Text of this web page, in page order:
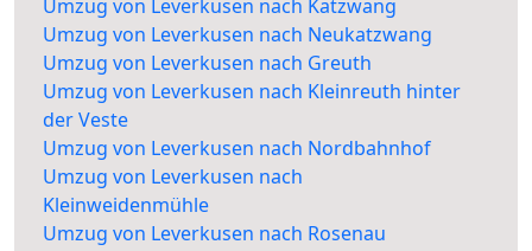
Umzug von Leverkusen nach Katzwang
Umzug von Leverkusen nach Neukatzwang
Umzug von Leverkusen nach Greuth
Umzug von Leverkusen nach Kleinreuth hinter
der Veste
Umzug von Leverkusen nach Nordbahnhof
Umzug von Leverkusen nach
Kleinweidenmühle
Umzug von Leverkusen nach Rosenau